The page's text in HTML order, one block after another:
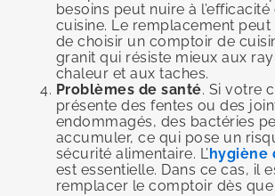
besoins peut nuire à
cuisine. Le remplacement peut
de choisir un comptoir de
granit qui résiste mieux aux
chaleur et aux taches.
Problèmes de santé. Si votre
présente des fentes ou des
endommagés, des bactéries
accumuler, ce qui pose un
sécurité alimentaire. L’ hygiène
est essentielle. Dans ce cas, il
remplacer le comptoir dès